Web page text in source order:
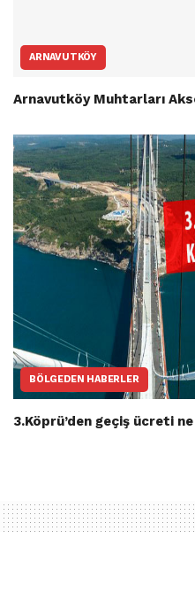
ARNAVUTKÖY
Arnavutköy Muhtarları
BÖLGEDEN HABERLER
3.Köprü’den geçiş ücreti